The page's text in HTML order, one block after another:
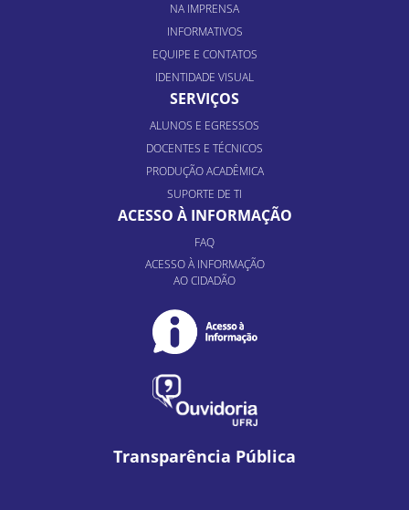
NA IMPRENSA
INFORMATIVOS
EQUIPE E CONTATOS
IDENTIDADE VISUAL
SERVIÇOS
ALUNOS E EGRESSOS
DOCENTES E TÉCNICOS
PRODUÇÃO ACADÊMICA
SUPORTE DE TI
ACESSO À INFORMAÇÃO
FAQ
ACESSO À INFORMAÇÃO
AO CIDADÃO
Transparência Pública